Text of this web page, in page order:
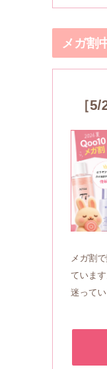
メガ割
［
メガ割
ています
迷って